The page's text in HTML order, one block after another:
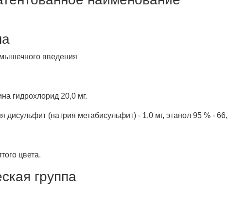
введения
гидрохлорид 20,0 мг.
дисульфит (натрия метабисульфит) - 1,0 мг, этанол 95 % -
цвета.
группа